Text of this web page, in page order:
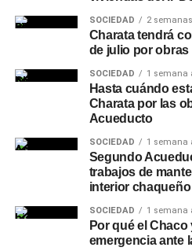
SOCIEDAD 2
Charata tendrá
de julio por obras
SOCIEDAD 1 semana
Hasta cuándo
Charata por las
Acueducto
SOCIEDAD 1 semana
Segundo
trabajos de
interior chaqueño
SOCIEDAD 1 semana
Por qué el
emergencia ante